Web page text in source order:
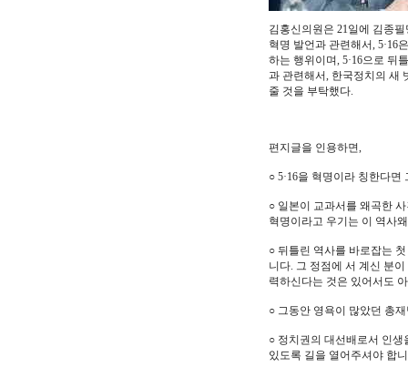
김홍신의원은 21일에 김종
혁명 발언과 관련해서, 5·16
하는 행위이며, 5·16으로 뒤
과 관련해서, 한국정치의 새
줄 것을 부탁했다.
편지글을 인용하면,
○ 5·16을 혁명이라 칭한다
○ 일본이 교과서를 왜곡한
혁명이라고 우기는 이 역사
○ 뒤틀린 역사를 바로잡는
니다. 그 정점에 서 계신 분
력하신다는 것은 있어서도
○ 그동안 영욕이 많았던 총
○ 정치권의 대선배로서 인
있도록 길을 열어주셔야 합